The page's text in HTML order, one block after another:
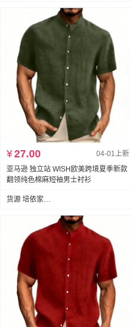
04-01上新
¥27.00
亚马逊 独立站 WISH欧美跨境夏季新款
翻领纯色棉麻短袖男士衬衫
货源 培依家跨境女装